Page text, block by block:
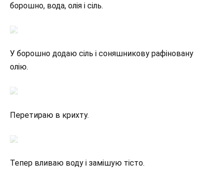
борошно, вода, олія і сіль.
У борошно додаю сіль і соняшникову рафіновану
олію.
Перетираю в крихту.
Тепер вливаю воду і замішую тісто.